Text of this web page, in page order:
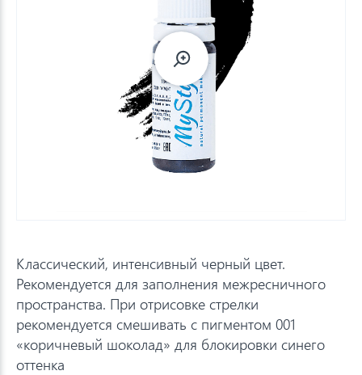
Классический, интенсивный черный цвет.
Рекомендуется для заполнения межресничного
пространства. При отрисовке стрелки
рекомендуется смешивать с пигментом 001
«коричневый шоколад» для блокировки синего
оттенка